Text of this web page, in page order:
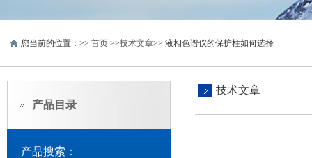
您当前的位置：>> 首页 >>技术文章>> 液相色谱仪的保护柱如何选择
产品目录
产品搜索：
技术文章